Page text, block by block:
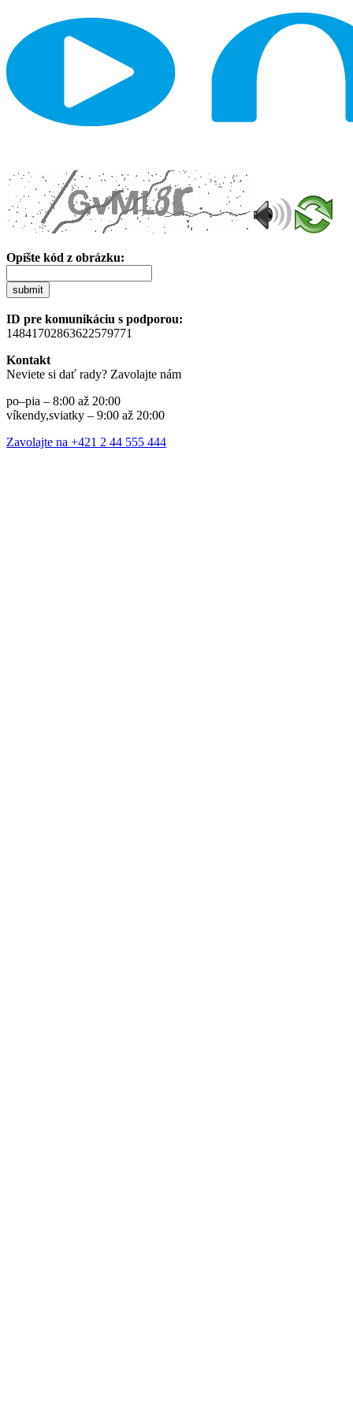
Opíšte kód z obrázku:
submit
ID pre komunikáciu s podporou:
14841702863622579771
Kontakt
Neviete si dať rady? Zavolajte nám
po–pia – 8:00 až 20:00
víkendy,sviatky – 9:00 až 20:00
Zavolajte na +421 2 44 555 444